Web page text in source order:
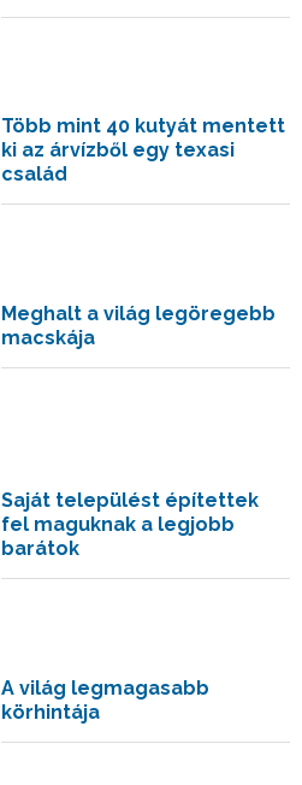
Több mint 40 kutyát mentett
ki az árvízből egy texasi
család
Meghalt a világ legöregebb
macskája
Saját települést építettek
fel maguknak a legjobb
barátok
A világ legmagasabb
körhintája